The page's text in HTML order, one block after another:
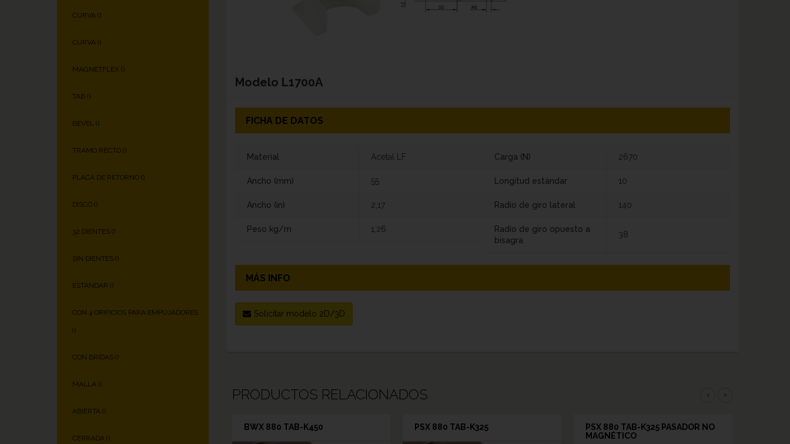
CURVA ()
CURVA ()
MAGNETFLEX ()
TAB ()
BEVEL ()
TRAMO RECTO ()
PLACA DE RETORNO ()
DISCO ()
32 DIENTES ()
SIN DIENTES ()
ESTÁNDAR ()
CON 4 ORIFICIOS PARA EMPUJADORES
()
CON BRIDAS ()
MALLA ()
ABIERTA ()
CERRADA ()
Modelo L1700A
FICHA DE DATOS
Material Acetal LF
Ancho (mm) 55
Ancho (in) 2,17
Peso kg/m 1,26
Carga (N) 2670
Longitud estándar 10
Radio de giro lateral 140
Radio de giro opuesto a
bisagra
38
MÁS INFO
Solicitar modelo 2D/3D
PRODUCTOS RELACIONADOS ‹ ›
BWX 880 TAB-K450 PSX 880 TAB-K325
PSX 880 TAB-K325 PASADOR NO
MAGNÉTICO